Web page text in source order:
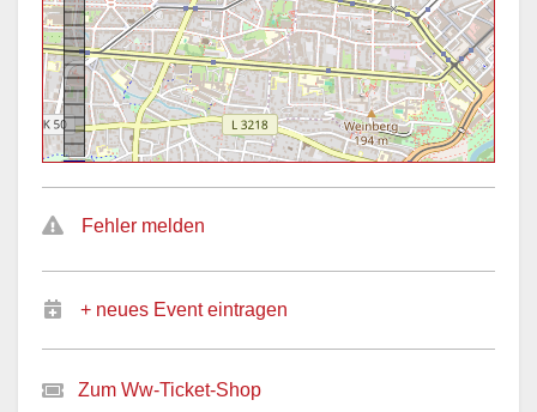
Fehler melden
+ neues Event eintragen
Zum Ww-Ticket-Shop